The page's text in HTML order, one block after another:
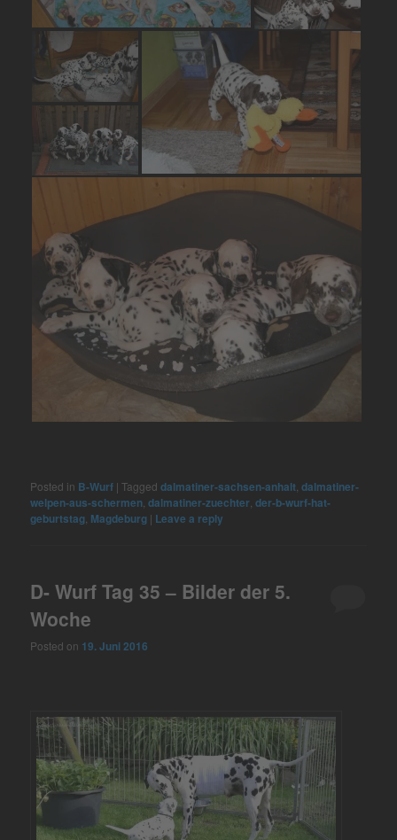
Posted in B-Wurf |Tagged dalmatiner-sachsen-anhalt ,dalmatiner-
welpen-aus-schermen ,dalmatiner-zuechter ,der-b-wurf-hat-
geburtstag Magdeburg | Leave a reply
D- Wurf Tag 35 – Bilder der 5.
Woche
Posted on 19. Juni 2016